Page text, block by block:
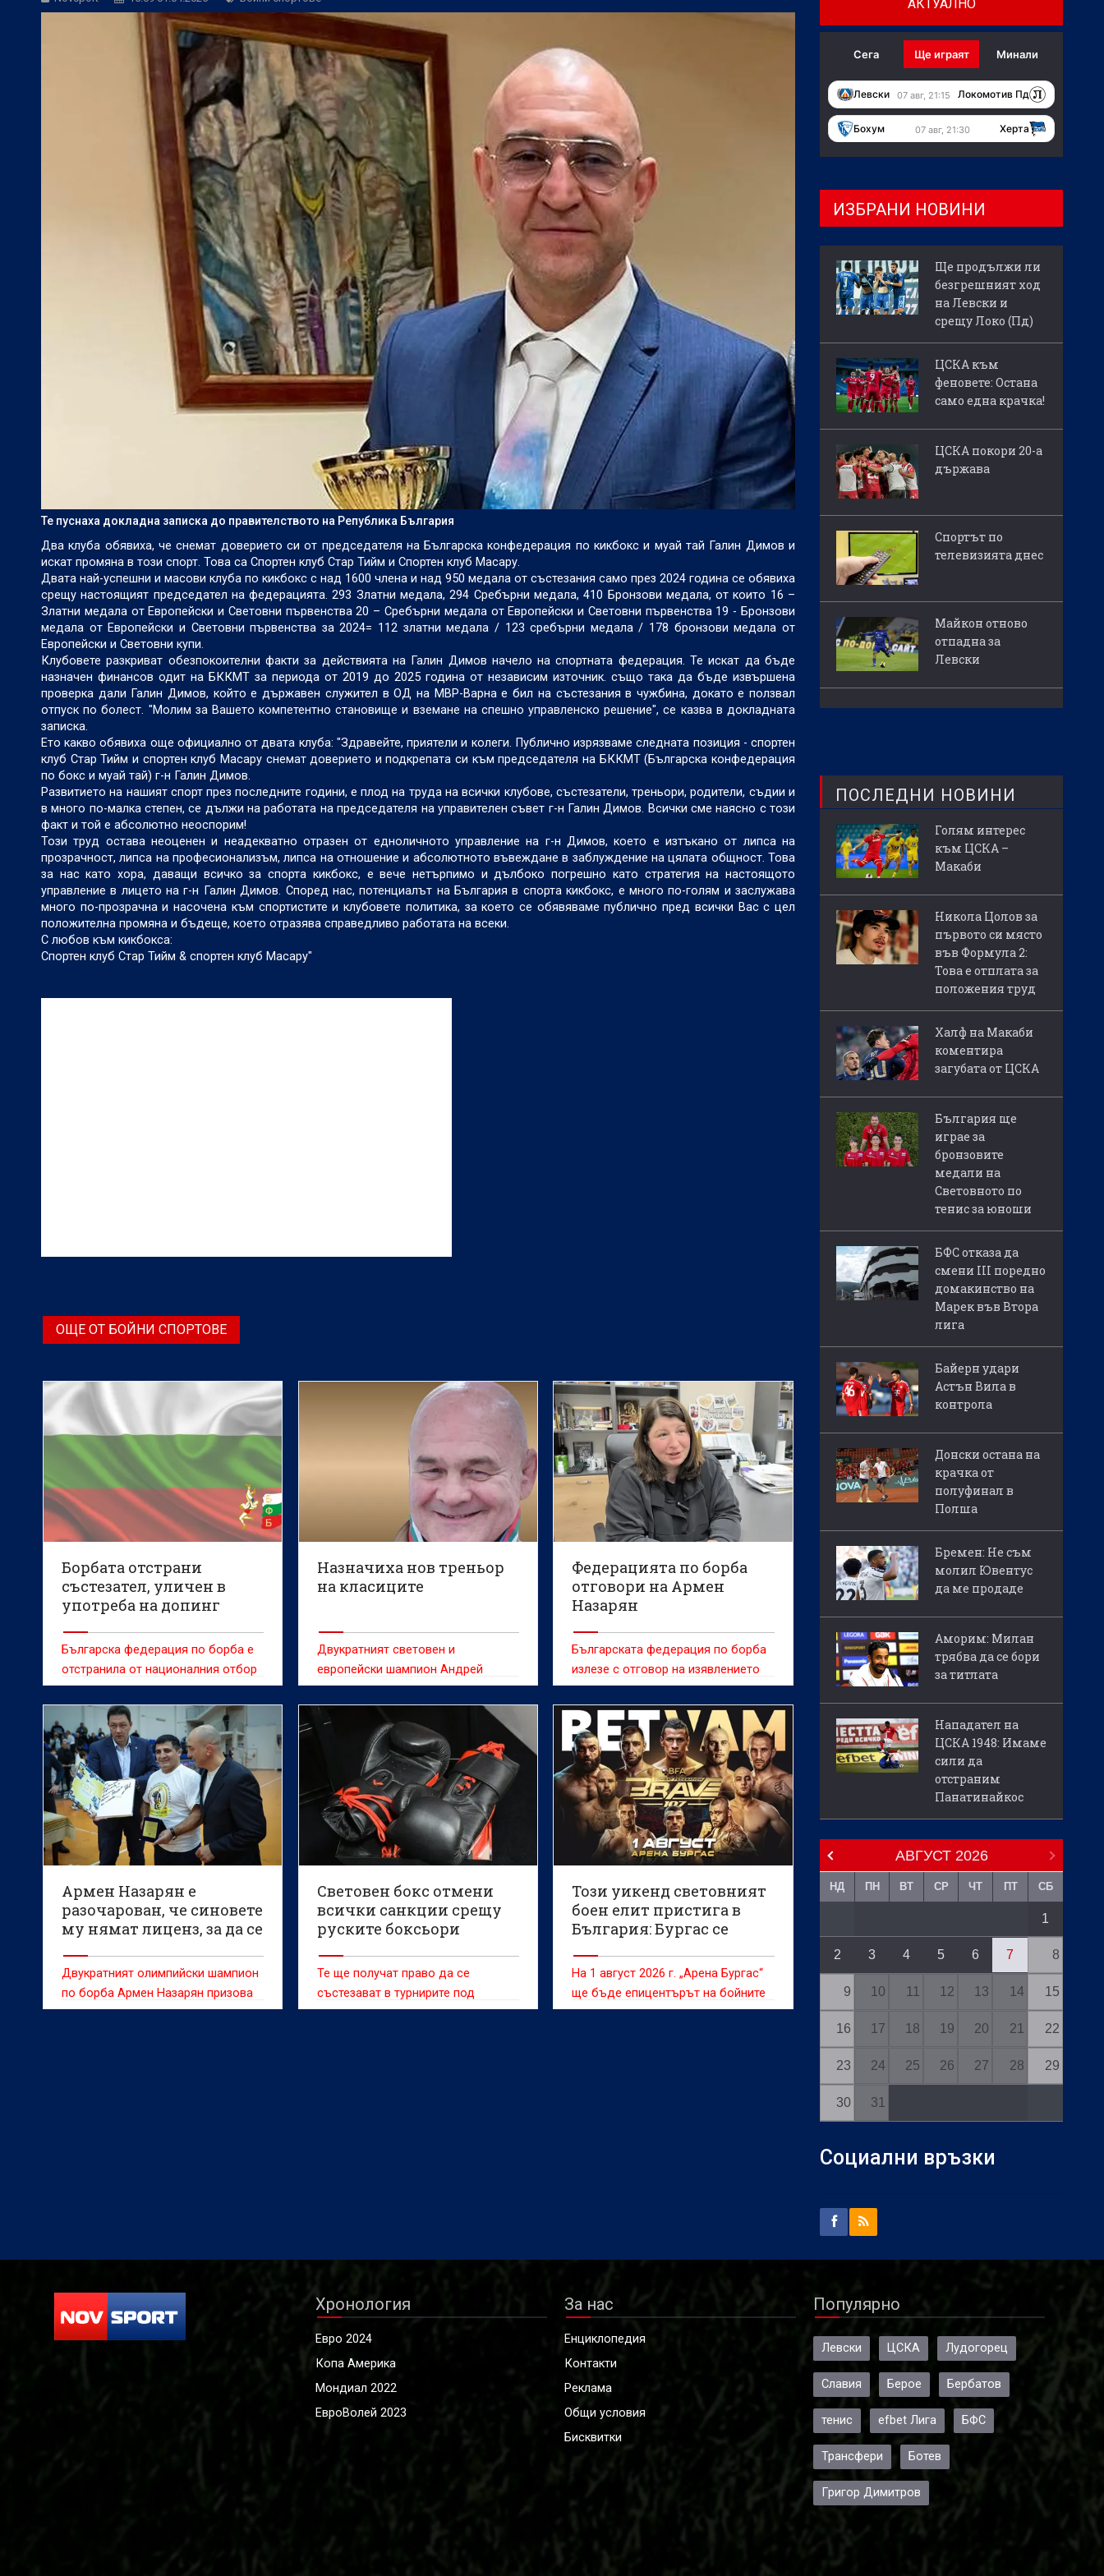
БГ Футбол:ЦСКА към феновете: Остана само една крачка!
БГ Футбол: ЦСКА покори 20-а държава
Те пуснаха докладна записка до правителството на Република България
Два клуба обявиха, че снемат доверието си от председателя на Българска конфедерация по кикбокс и муай тай Галин Димов и
искат промяна в този спорт. Това са Спортен клуб Стар Тийм и Спортен клуб Масару.
Двата най-успешни и масови клуба по кикбокс с над 1600 члена и над 950 медала от състезания само през 2024 година се обявиха
срещу настоящият председател на федерацията. 293 Златни медала, 294 Сребърни медала, 410 Бронзови медала, от които 16 –
Златни медала от Европейски и Световни първенства 20 – Сребърни медала от Европейски и Световни първенства 19 - Бронзови
медала от Европейски и Световни първенства за 2024= 112 златни медала / 123 сребърни медала / 178 бронзови медала от
Европейски и Световни купи.
Клубовете разкриват обезпокоителни факти за действията на Галин Димов начело на спортната федерация. Те искат да бъде
назначен финансов одит на БККМТ за периода от 2019 до 2025 година от независим източник. също така да бъде извършена
проверка дали Галин Димов, който е държавен служител в ОД на МВР-Варна е бил на състезания в чужбина, докато е ползвал
отпуск по болест. "Молим за Вашето компетентно становище и вземане на спешно управленско решение", се казва в докладната
записка.
Ето какво обявиха още официално от двата клуба: "Здравейте, приятели и колеги. Публично изрязваме следната позиция - спортен
клуб Стар Тийм и спортен клуб Масару снемат доверието и подкрепата си към председателя на БККМТ (Българска конфедерация
по бокс и муай тай) г-н Галин Димов.
Развитието на нашият спорт през последните години, е плод на труда на всички клубове, състезатели, треньори, родители, съдии и
в много по-малка степен, се дължи на работата на председателя на управителен съвет г-н Галин Димов. Всички сме наясно с този
факт и той е абсолютно неoспорим!
Този труд остава неоценен и неадекватно отразен от едноличното управление на г-н Димов, което е изтъкано от липса на
прозрачност, липса на професионализъм, липса на отношение и абсолютното въвеждане в заблуждение на цялата общност. Това
за нас като хора, даващи всичко за спорта кикбокс, е вече нетърпимо и дълбоко погрешно като стратегия на настоящото
управление в лицето на г-н Галин Димов. Според нас, потенциалът на България в спорта кикбокс, е много по-голям и заслужава
много по-прозрачна и насочена към спортистите и клубовете политика, за което се обявяваме публично пред всички Вас с цел
положителна промяна и бъдеще, което отразява справедливо работата на всеки.
С любов към кикбокса:
Спортен клуб Стар Тийм & спортен клуб Масару"
ОЩЕ ОТ БОЙНИ СПОРТОВЕ
Борбата отстрани
състезател, уличен в
употреба на допинг
Българска федерация по борба е
отстранила от националния отбор
в класически стил състезател,
уличен в употребата на допинг,
съобщават от организацията.
Назначиха нов треньор
на класиците
Двукратният световен и
европейски шампион Андрей
Димитров е избран за старши
треньор на националния отбор по
борба в класическия стил,
съобщават от БФБорба.
Федерацията по борба
отговори на Армен
Назарян
Българската федерация по борба
излезе с отговор на изявлението
на двукратния олимпийски
шампион Армен Назарян от по-
рано днес по отношение на
лиценза на синовете му Едмонд и
Гриша за участие в международни
турнири.
Армен Назарян е
разочарован, че синовете
му нямат лиценз, за да се
Двукратният олимпийски шампион
по борба Армен Назарян призова
Българската федерация по борба
Световен бокс отмени
всички санкции срещу
руските боксьори
Те ще получат право да се
състезават в турнирите под
егидата на признатата от
Този уикенд световният
боен елит пристига в
България: Бургас се
BRAVE CF 107!
На 1 август 2026 г. „Арена Бургас“
ще бъде епицентърът на бойните
спортове в Европа
АКТУАЛНО
Сега Ще играят Минали
Левски 07 авг, 21:15 Локомотив Пд
Бохум 07 авг, 21:30 Херта
ИЗБРАНИ НОВИНИ
Ще продължи ли
безгрешният ход
на Левски и
срещу Локо (Пд)
ЦСКА към
феновете: Остана
само една крачка!
ЦСКА покори 20-а
държава
Спортът по
телевизията днес
Майкон отново
отпадна за
Левски
ПОСЛЕДНИ НОВИНИ
Голям интерес
към ЦСКА –
Макаби
Никола Цолов за
първото си място
във Формула 2:
Това е отплата за
положения труд
Халф на Макаби
коментира
загубата от ЦСКА
България ще
играе за
бронзовите
медали на
Световното по
тенис за юноши
БФС отказа да
смени III поредно
домакинство на
Марек във Втора
лига
Байерн удари
Астън Вила в
контрола
Донски остана на
крачка от
полуфинал в
Полша
Бремен: Не съм
молил Ювентус
да ме продаде
Аморим: Милан
трябва да се бори
за титлата
Нападател на
ЦСКА 1948: Имаме
сили да
отстраним
Панатинайкос
АВГУСТ 2026
НД ПН ВТ СР ЧТ ПТ СБ
1
2 3 4 5 6 7 8
9 10 11 12 13 14 15
16 17 18 19 20 21 22
23 24 25 26 27 28 29
30 31
Социални връзки
Хронология
Евро 2024
Копа Америка
Мондиал 2022
ЕвроВолей 2023
За нас
Енциклопедия
Контакти
Реклама
Общи условия
Бисквитки
Популярно
Левски ЦСКА Лудогорец
Славия Берое Бербатов
тенис efbet Лига БФС
Трансфери Ботев
Григор Димитров